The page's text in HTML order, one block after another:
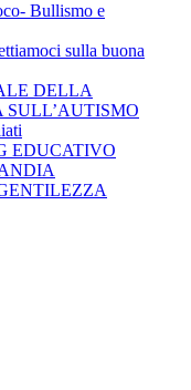
Bullismo e
sulla buona
DELLA
SULL’AUTISMO
EDUCATIVO